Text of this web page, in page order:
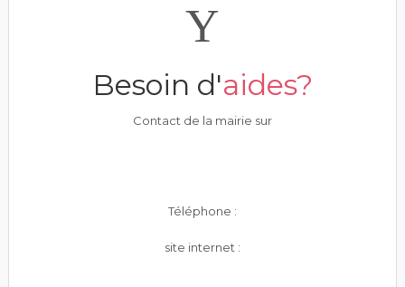
Besoin d'aides?
Contact de la mairie sur
Téléphone :
site internet :